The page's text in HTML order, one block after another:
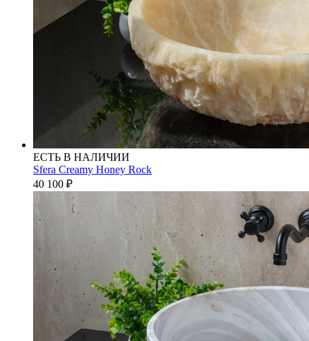
ЕСТЬ В НАЛИЧИИ
Sfera Creamy Honey Rock
40 100 ₽